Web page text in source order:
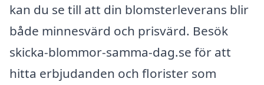
kan du se till att din blomsterleverans blir
både minnesvärd och prisvärd. Besök
skicka-blommor-samma-dag.se för att
hitta erbjudanden och florister som